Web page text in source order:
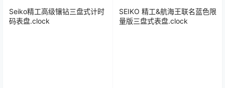
Seiko精工高级镶钻三盘式计时
码表盘.clock
SEIKO 精工&航海王联名蓝色限
量版三盘式表盘.clock